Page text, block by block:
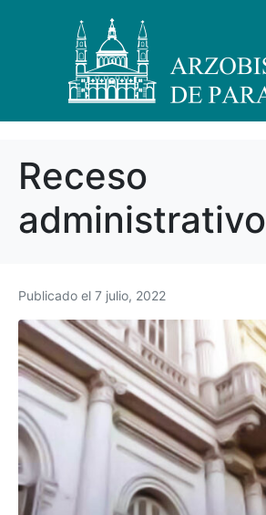
Receso
administrativo
Publicado el 7 julio, 2022